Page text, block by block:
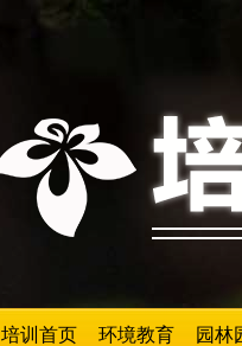
培训首页 环境教育 园林